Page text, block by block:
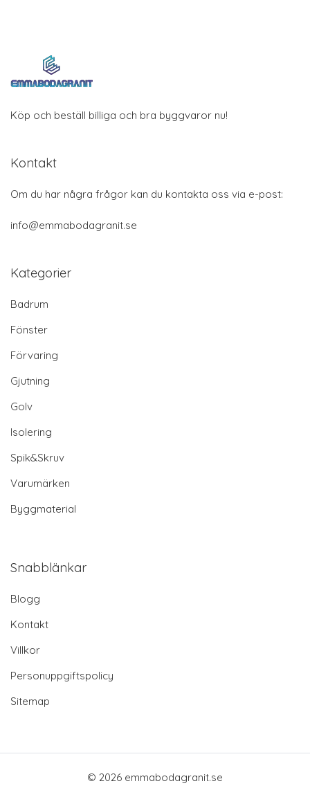
Köp och beställ billiga och bra byggvaror nu!
Kontakt
Om du har några frågor kan du kontakta oss via e-post:
info@emmabodagranit.se
Kategorier
Badrum
Fönster
Förvaring
Gjutning
Golv
Isolering
Spik&Skruv
Varumärken
Byggmaterial
Snabblänkar
Blogg
Kontakt
Villkor
Personuppgiftspolicy
Sitemap
© 2026 emmabodagranit.se